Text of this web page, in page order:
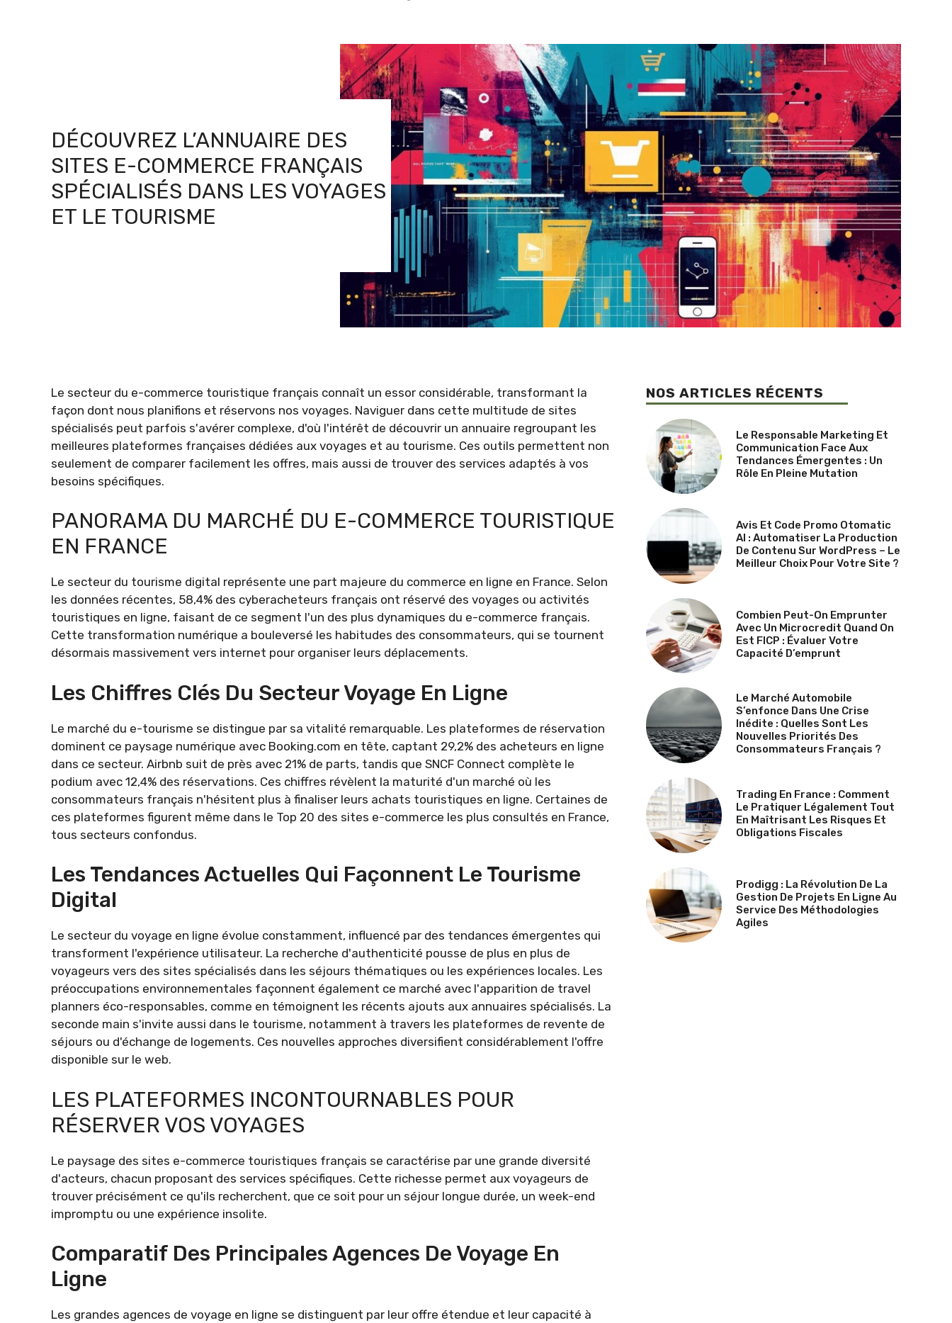
DÉCOUVREZ L’ANNUAIRE DES
SITES E-COMMERCE FRANÇAIS
SPÉCIALISÉS DANS LES VOYAGES
ET LE TOURISME
Le secteur du e-commerce touristique français connaît un essor considérable, transformant la
façon dont nous planifions et réservons nos voyages. Naviguer dans cette multitude de sites
spécialisés peut parfois s'avérer complexe, d'où l'intérêt de découvrir un annuaire regroupant les
meilleures plateformes françaises dédiées aux voyages et au tourisme. Ces outils permettent non
seulement de comparer facilement les offres, mais aussi de trouver des services adaptés à vos
besoins spécifiques.
PANORAMA DU MARCHÉ DU E-COMMERCE TOURISTIQUE
EN FRANCE
Le secteur du tourisme digital représente une part majeure du commerce en ligne en France. Selon
les données récentes, 58,4% des cyberacheteurs français ont réservé des voyages ou activités
touristiques en ligne, faisant de ce segment l'un des plus dynamiques du e-commerce français.
Cette transformation numérique a bouleversé les habitudes des consommateurs, qui se tournent
désormais massivement vers internet pour organiser leurs déplacements.
Les Chiffres Clés Du Secteur Voyage En Ligne
Le marché du e-tourisme se distingue par sa vitalité remarquable. Les plateformes de réservation
dominent ce paysage numérique avec Booking.com en tête, captant 29,2% des acheteurs en ligne
dans ce secteur. Airbnb suit de près avec 21% de parts, tandis que SNCF Connect complète le
podium avec 12,4% des réservations. Ces chiffres révèlent la maturité d'un marché où les
consommateurs français n'hésitent plus à finaliser leurs achats touristiques en ligne. Certaines de
ces plateformes figurent même dans le Top 20 des sites e-commerce les plus consultés en France,
tous secteurs confondus.
Les Tendances Actuelles Qui Façonnent Le Tourisme
Digital
Le secteur du voyage en ligne évolue constamment, influencé par des tendances émergentes qui
transforment l'expérience utilisateur. La recherche d'authenticité pousse de plus en plus de
voyageurs vers des sites spécialisés dans les séjours thématiques ou les expériences locales. Les
préoccupations environnementales façonnent également ce marché avec l'apparition de travel
planners éco-responsables, comme en témoignent les récents ajouts aux annuaires spécialisés. La
seconde main s'invite aussi dans le tourisme, notamment à travers les plateformes de revente de
séjours ou d'échange de logements. Ces nouvelles approches diversifient considérablement l'offre
disponible sur le web.
LES PLATEFORMES INCONTOURNABLES POUR
RÉSERVER VOS VOYAGES
Le paysage des sites e-commerce touristiques français se caractérise par une grande diversité
d'acteurs, chacun proposant des services spécifiques. Cette richesse permet aux voyageurs de
trouver précisément ce qu'ils recherchent, que ce soit pour un séjour longue durée, un week-end
impromptu ou une expérience insolite.
Comparatif Des Principales Agences De Voyage En
Ligne
Les grandes agences de voyage en ligne se distinguent par leur offre étendue et leur capacité à
NOS ARTICLES RÉCENTS
Le Responsable Marketing Et
Communication Face Aux
Tendances Émergentes : Un
Rôle En Pleine Mutation
Avis Et Code Promo Otomatic
AI : Automatiser La Production
De Contenu Sur WordPress – Le
Meilleur Choix Pour Votre Site ?
Combien Peut-On Emprunter
Avec Un Microcredit Quand On
Est FICP : Évaluer Votre
Capacité D’emprunt
Le Marché Automobile
S’enfonce Dans Une Crise
Inédite : Quelles Sont Les
Nouvelles Priorités Des
Consommateurs Français ?
Trading En France : Comment
Le Pratiquer Légalement Tout
En Maîtrisant Les Risques Et
Obligations Fiscales
Prodigg : La Révolution De La
Gestion De Projets En Ligne Au
Service Des Méthodologies
Agiles